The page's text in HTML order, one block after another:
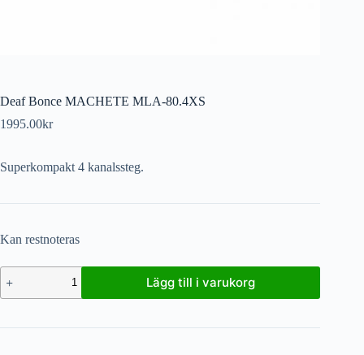
Deaf Bonce MACHETE MLA-80.4XS
1995.00kr
Superkompakt 4 kanalssteg.
Kan restnoteras
Lägg till i varukorg